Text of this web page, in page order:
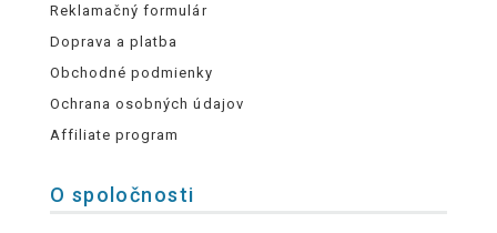
Reklamačný formulár
Doprava a platba
Obchodné podmienky
Ochrana osobných údajov
Affiliate program
O spoločnosti